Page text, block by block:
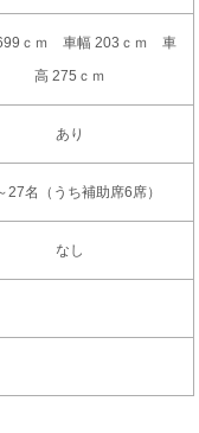
ｃｍ 車幅 203ｃｍ 車
高 275ｃｍ
あり
27名（うち補助席6席）
なし